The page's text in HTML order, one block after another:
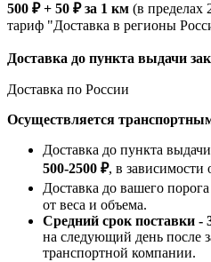
500 ₽ + 50 ₽ за 1 км (в пределах
тариф "Доставка в регионы
Доставка до пункта выдачи
Доставка по России
Осуществляется
Доставка до пункта
500-2500 ₽, в зависимости
Доставка до вашего
от веса и объема.
Средний срок поставки -
на следующий день после
транспортной компании.